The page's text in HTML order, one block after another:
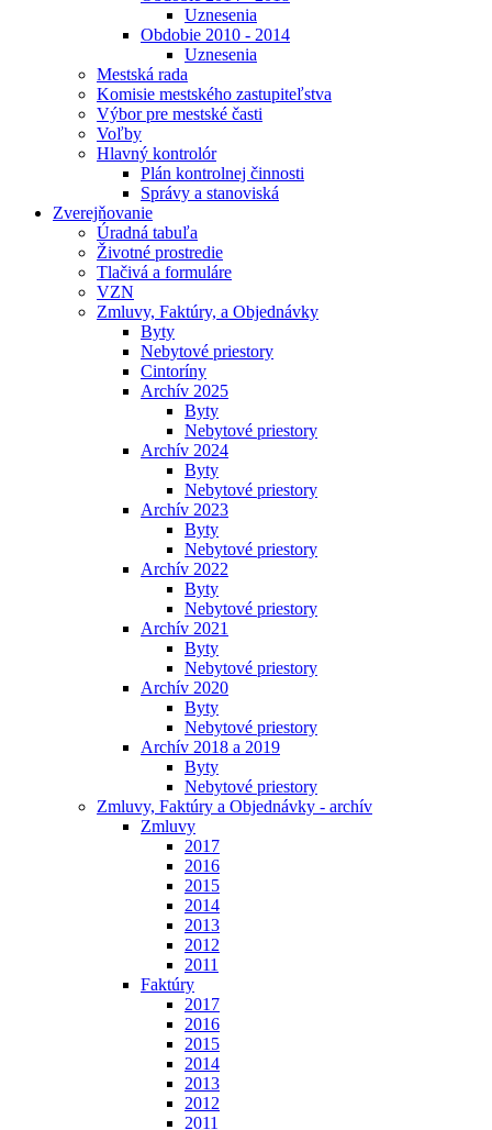
Uznesenia
Obdobie 2010 - 2014
Uznesenia
Mestská rada
Komisie mestského zastupiteľstva
Výbor pre mestské časti
Voľby
Hlavný kontrolór
Plán kontrolnej činnosti
Správy a stanoviská
Zverejňovanie
Úradná tabuľa
Životné prostredie
Tlačivá a formuláre
VZN
Zmluvy, Faktúry, a Objednávky
Byty
Nebytové priestory
Cintoríny
Archív 2025
Byty
Nebytové priestory
Archív 2024
Byty
Nebytové priestory
Archív 2023
Byty
Nebytové priestory
Archív 2022
Byty
Nebytové priestory
Archív 2021
Byty
Nebytové priestory
Archív 2020
Byty
Nebytové priestory
Archív 2018 a 2019
Byty
Nebytové priestory
Zmluvy, Faktúry a Objednávky - archív
Zmluvy
2017
2016
2015
2014
2013
2012
2011
Faktúry
2017
2016
2015
2014
2013
2012
2011